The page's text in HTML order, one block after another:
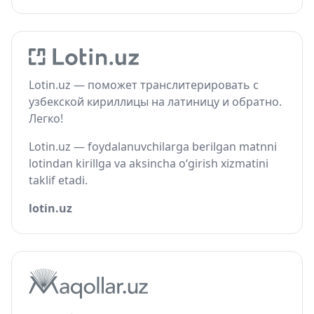
Lotin.uz — поможет транслитерировать с
узбекской кириллицы на латиницу и обратно.
Легко!
Lotin.uz — foydalanuvchilarga berilgan matnni
lotindan kirillga va aksincha o‘girish xizmatini
taklif etadi.
lotin.uz